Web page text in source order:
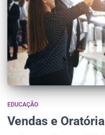
EDUCAÇÃO
Vendas e Oratória